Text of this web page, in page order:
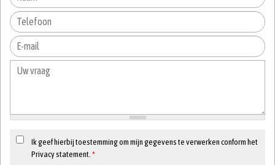
Ik geef hierbij toestemming om mijn gegevens te verwerken conform het
Privacy statement. *